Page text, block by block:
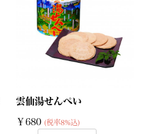
雲仙湯せんぺい
￥680 (税率8%込)